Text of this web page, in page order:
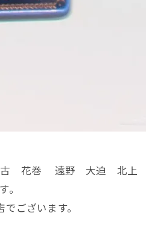
巻 遠野 大迫 北上 江
。
ございます。